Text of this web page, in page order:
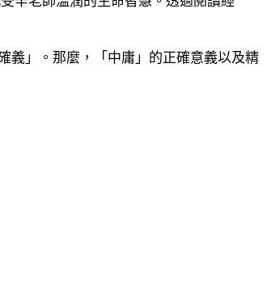
義」。那麼，「中庸」的正確意義以及精